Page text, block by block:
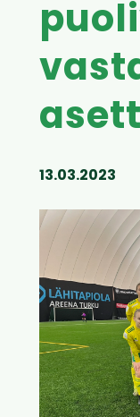
13.03.2023